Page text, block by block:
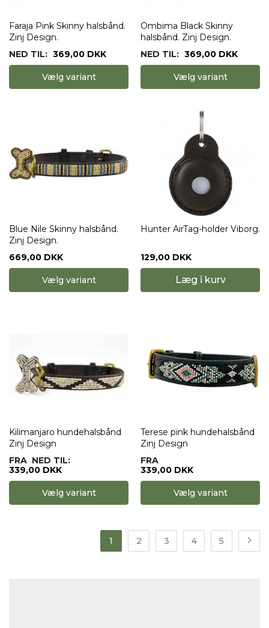
Faraja Pink Skinny halsbånd.
Zinj Design.
NED TIL: 369,00 DKK
Vælg variant
Ombima Black Skinny
halsbånd. Zinj Design.
NED TIL: 369,00 DKK
Vælg variant
Blue Nile Skinny halsbånd.
Zinj Design.
669,00 DKK
Vælg variant
Hunter AirTag-holder Viborg.
129,00 DKK
Læg i kurv
Kilimanjaro hundehalsbånd
Zinj Design
FRA NED TIL:
339,00 DKK
Vælg variant
Terese pink hundehalsbånd
Zinj Design
FRA
339,00 DKK
Vælg variant
1 2 3 4 5